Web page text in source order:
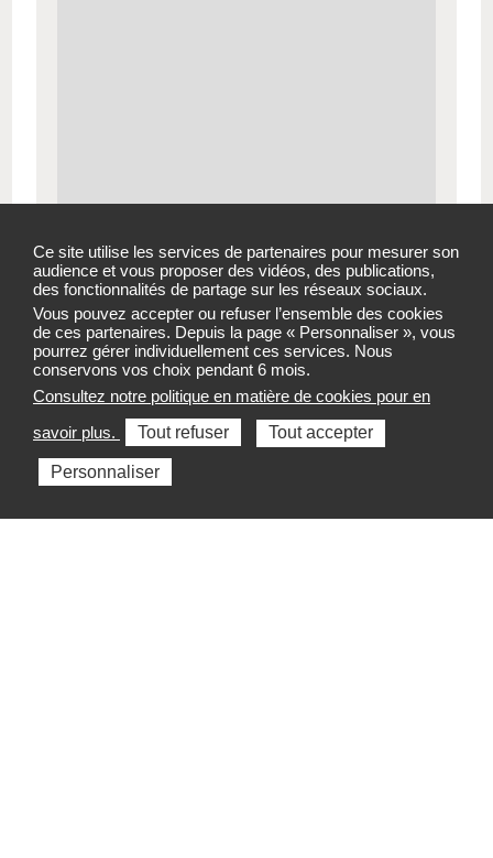
Ce site utilise les services de partenaires pour mesurer son
audience et vous proposer des vidéos, des publications,
des fonctionnalités de partage sur les réseaux sociaux.
Vous pouvez accepter ou refuser l’ensemble des cookies
de ces partenaires. Depuis la page « Personnaliser », vous
pourrez gérer individuellement ces services. Nous
conservons vos choix pendant 6 mois.
Consultez notre politique en matière de cookies pour en
savoir plus.
Tout refuser Tout accepter
Personnaliser
Leaflet|© MapTiler©OpenStreetMapcontributors
NOUS CONTACTER
ARS Occitanie
26-28 Parc club du Millénaire
34067 MONTPELLIER